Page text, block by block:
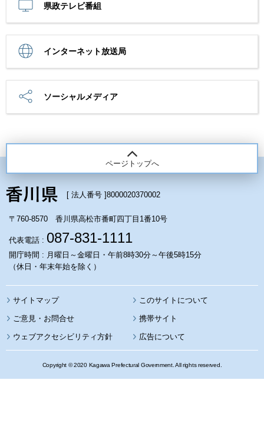
県政テレビ番組
インターネット放送局
ソーシャルメディア
ページトップへ
[ 法人番号 ]8000020370002
〒760-8570 香川県高松市番町四丁目1番10号
代表電話 : 087-831-1111
開庁時間 : 月曜日～金曜日・午前8時30分～午後5時15分
（休日・年末年始を除く）
サイトマップ このサイトについて
携帯サイト
ウェブアクセシビリティ方針 広告について
Copyright © 2020 Kagawa Prefectural Government. All rights reserved.